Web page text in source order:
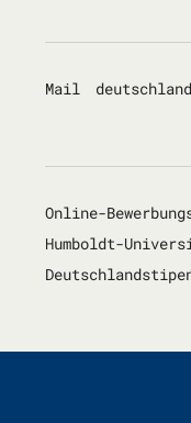
Mail
Online-
Humboldt-